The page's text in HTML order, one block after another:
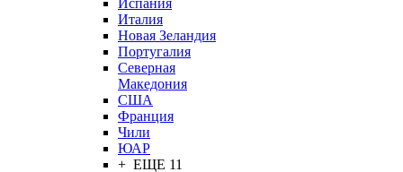
Испания
Италия
Новая Зеландия
Португалия
Северная
Македония
США
Франция
Чили
ЮАР
+ ЕЩЕ 11